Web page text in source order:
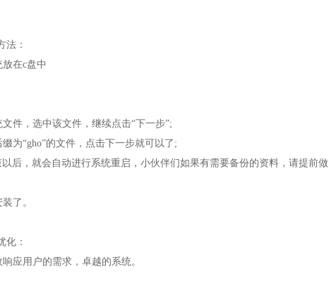
法：
在c盘中
件，选中该文件，继续点击“下一步”;
为“gho”的文件，点击下一步就可以了;
后，就会自动进行系统重启，小伙伴们如果有需要备份的资料，请提前做
了。
化：
应用户的需求，卓越的系统。